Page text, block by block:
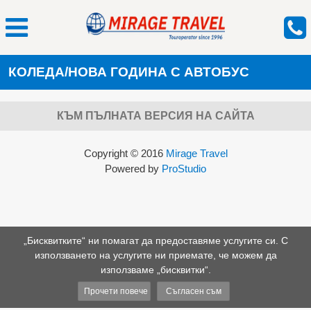
КОЛЕДА/НОВА ГОДИНА С АВТОБУС
КЪМ ПЪЛНАТА ВЕРСИЯ НА САЙТА
Copyright © 2016 Mirage Travel
Powered by ProStudio
„Бисквитките“ ни помагат да предоставяме услугите си. С
използването на услугите ни приемате, че можем да
използваме „бисквитки“.
Прочети повече Съгласен съм